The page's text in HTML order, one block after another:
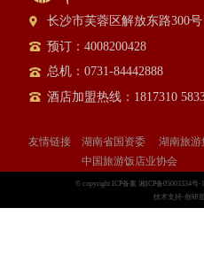
长沙市芙蓉区解放东路300号
预订：4008200428
总机：0731-84442888
酒店加盟热线：1817310
友情链接 湖南省国资委 湖南旅游
中国旅游饭店业协会
© copyright ICP备案 湘ICP备05003334号-1
技术支持-创研